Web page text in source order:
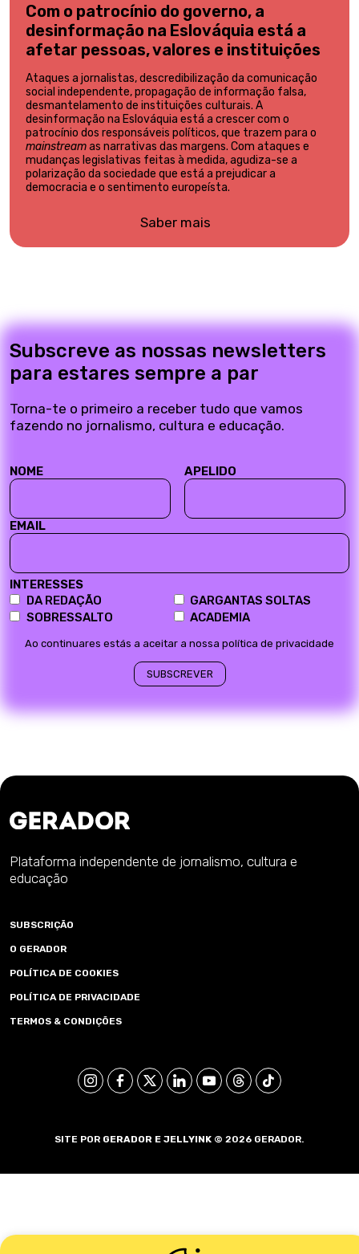
Com o patrocínio do governo, a
desinformação na Eslováquia está a
afetar pessoas, valores e instituições
Ataques a jornalistas, descredibilização da comunicação
social independente, propagação de informação falsa,
desmantelamento de instituições culturais. A
desinformação na Eslováquia está a crescer com o
patrocínio dos responsáveis políticos, que trazem para o
mainstreamas narrativas das margens. Com ataques e
mudanças legislativas feitas à medida, agudiza-se a
polarização da sociedade que está a prejudicar a
democracia e o sentimento europeísta.
Saber mais
Subscreve as nossas newsletters
para estares sempre a par
Torna-te o primeiro a receber tudo que vamos
fazendo no jornalismo, cultura e educação.
NOME APELIDO
EMAIL
INTERESSES
DA REDAÇÃO
SOBRESSALTO
GARGANTAS SOLTAS
ACADEMIA
Ao continuares estás a aceitar a nossa política de privacidade
Plataforma independente de jornalismo, cultura e
educação
SUBSCRIÇÃO
O GERADOR
POLÍTICA DE COOKIES
POLÍTICA DE PRIVACIDADE
TERMOS & CONDIÇÕES
SITE POR GERADOR E JELLYINK © 2026 GERADOR.